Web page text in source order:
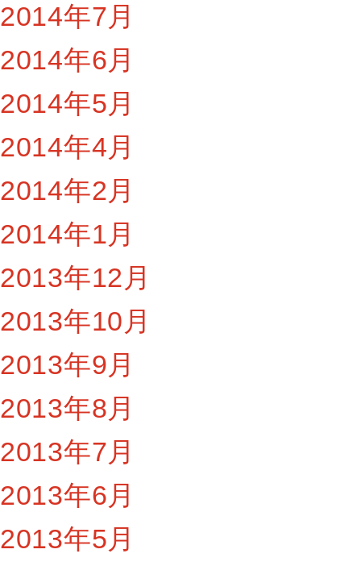
2014年7月
2014年6月
2014年5月
2014年4月
2014年2月
2014年1月
2013年12月
2013年10月
2013年9月
2013年8月
2013年7月
2013年6月
2013年5月